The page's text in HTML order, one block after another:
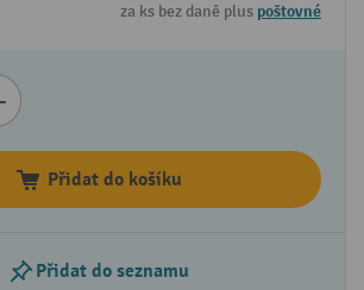
za ks bez daně plus poštovné
Přidat do košíku
Přidat do seznamu